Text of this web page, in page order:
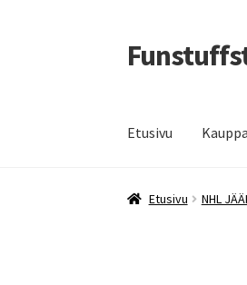
Siirry
navigointiin
Siirry
sisältöön
Etusivu Kauppa
Etusivu NHL